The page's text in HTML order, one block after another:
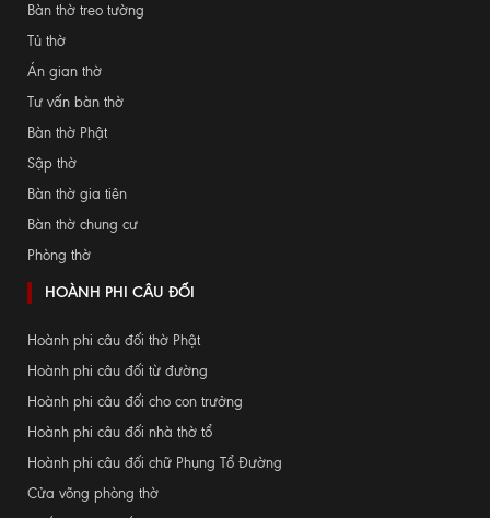
Bàn thờ treo tường
Tủ thờ
Án gian thờ
Tư vấn bàn thờ
Bàn thờ Phật
Sập thờ
Bàn thờ gia tiên
Bàn thờ chung cư
Phòng thờ
HOÀNH PHI CÂU ĐỐI
Hoành phi câu đối thờ Phật
Hoành phi câu đối từ đường
Hoành phi câu đối cho con trưởng
Hoành phi câu đối nhà thờ tổ
Hoành phi câu đối chữ Phụng Tổ Đường
Cửa võng phòng thờ